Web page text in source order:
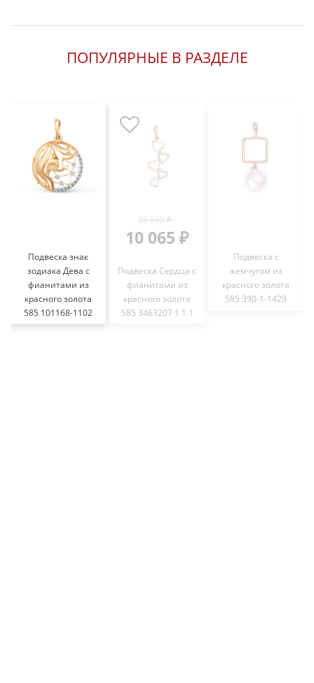
ПОПУЛЯРНЫЕ В РАЗДЕЛЕ
Подвеска знак
зодиака Дева с
фианитами из
красного золота
585 101168-1102
33 550 ₽
10 065 ₽
Подвеска Сердца с
фианитами из
красного золота
585 3463207 1 1 1
Подвеска с
жемчугом из
красного золота
585 390-1-1429